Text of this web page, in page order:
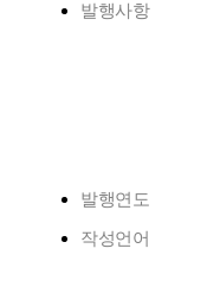
발행사항
발행연도
작성언어